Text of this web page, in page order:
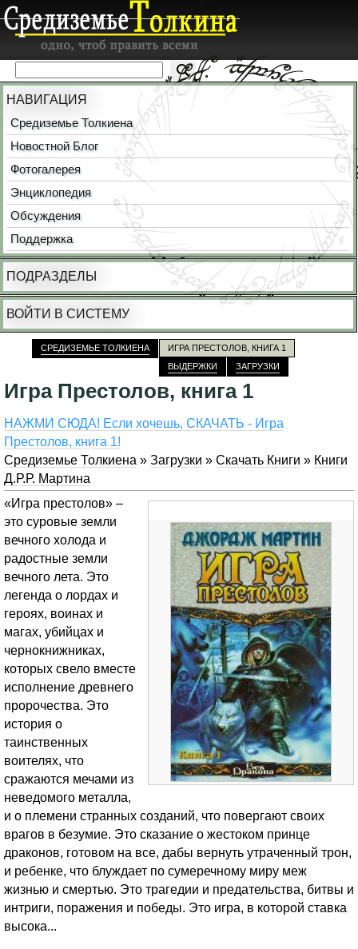
НАВИГАЦИЯ
Средиземье Толкиена
Новостной Блог
Фотогалерея
Энциклопедия
Обсуждения
Поддержка
ПОДРАЗДЕЛЫ
ВОЙТИ В СИСТЕМУ
Игра Престолов, книга 1
НАЖМИ СЮДА! Если хочешь, СКАЧАТЬ - Игра
Престолов, книга 1!
Средиземье Толкиена » Загрузки » Скачать Книги » Книги
Д.Р.Р. Мартина
«Игра престолов» –
это суровые земли
вечного холода и
радостные земли
вечного лета. Это
легенда о лордах и
героях, воинах и
магах, убийцах и
чернокнижниках,
которых свело вместе
исполнение древнего
пророчества. Это
история о
таинственных
воителях, что
сражаются мечами из
неведомого металла,
и о племени странных созданий, что повергают своих
врагов в безумие. Это сказание о жестоком принце
драконов, готовом на все, дабы вернуть утраченный трон,
и ребенке, что блуждает по сумеречному миру меж
жизнью и смертью. Это трагедии и предательства, битвы и
интриги, поражения и победы. Это игра, в которой ставка
высока...
СРЕДИЗЕМЬЕ ТОЛКИЕНА
ИГРА ПРЕСТОЛОВ, КНИГА 1
ВЫДЕРЖКИ
ЗАГРУЗКИ